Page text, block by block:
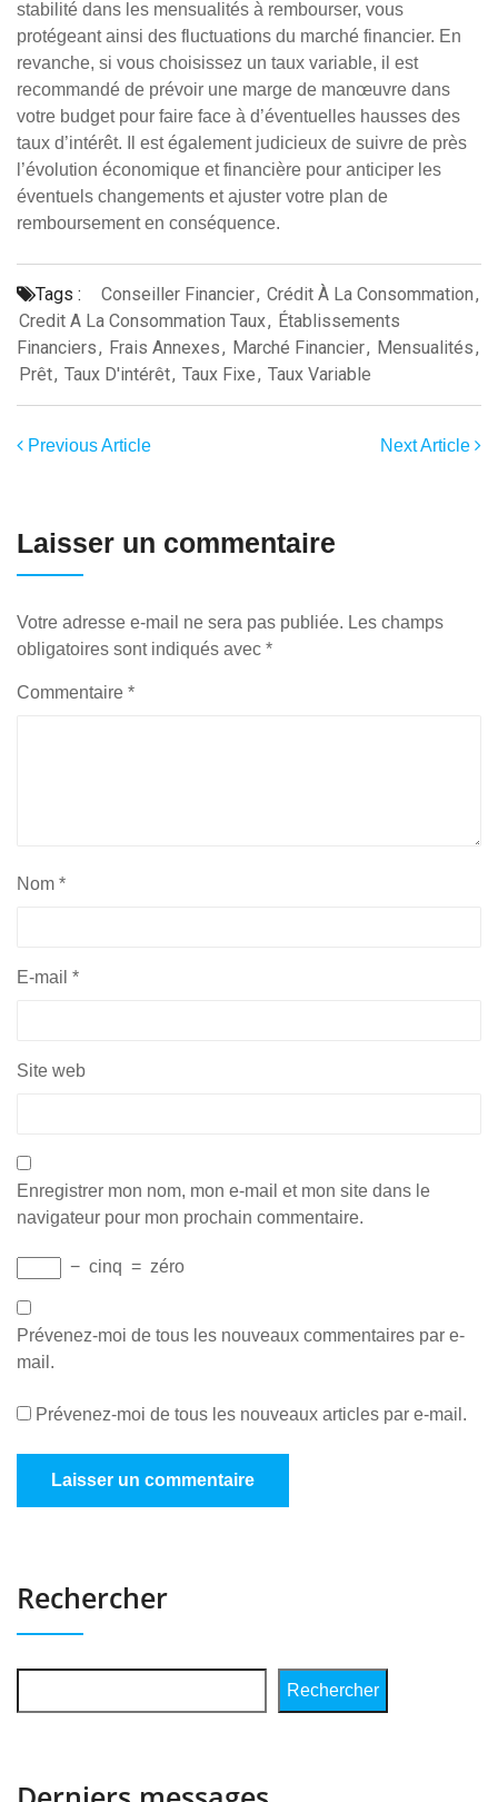
stabilité dans les mensualités à rembourser, vous
protégeant ainsi des fluctuations du marché financier. En
revanche, si vous choisissez un taux variable, il est
recommandé de prévoir une marge de manœuvre dans
votre budget pour faire face à d’éventuelles hausses des
taux d’intérêt. Il est également judicieux de suivre de près
l’évolution économique et financière pour anticiper les
éventuels changements et ajuster votre plan de
remboursement en conséquence.
Tags : Conseiller Financier, Crédit À La Consommation,
Credit A La Consommation Taux, Établissements
Financiers, Frais Annexes, Marché Financier, Mensualités,
Prêt, Taux D'intérêt, Taux Fixe, Taux Variable
Previous Article Next Article
Laisser un commentaire
Votre adresse e-mail ne sera pas publiée. Les champs
obligatoires sont indiqués avec *
Commentaire *
Nom *
E-mail *
Site web
Enregistrer mon nom, mon e-mail et mon site dans le
navigateur pour mon prochain commentaire.
− cinq = zéro
Prévenez-moi de tous les nouveaux commentaires par e-
mail.
Prévenez-moi de tous les nouveaux articles par e-mail.
Rechercher
Rechercher